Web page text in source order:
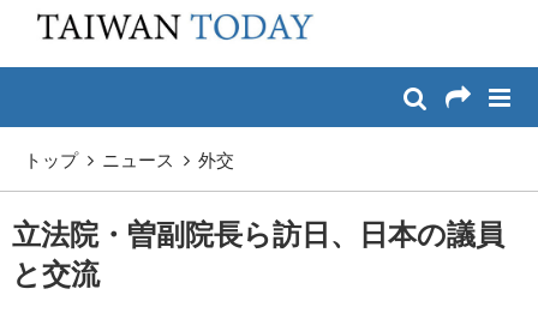
メイン コンテンツへスキップ
トップ ニュース 外交
立法院・曽副院長ら訪日、日本の議員
と交流